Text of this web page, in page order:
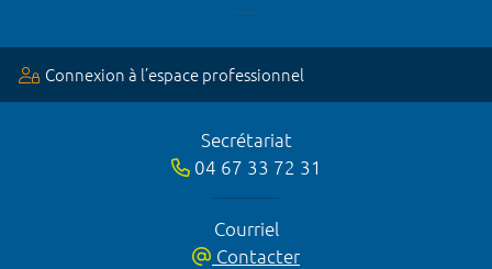
Connexion à l’espace professionnel
Secrétariat
04 67 33 72 31
Courriel
Contacter